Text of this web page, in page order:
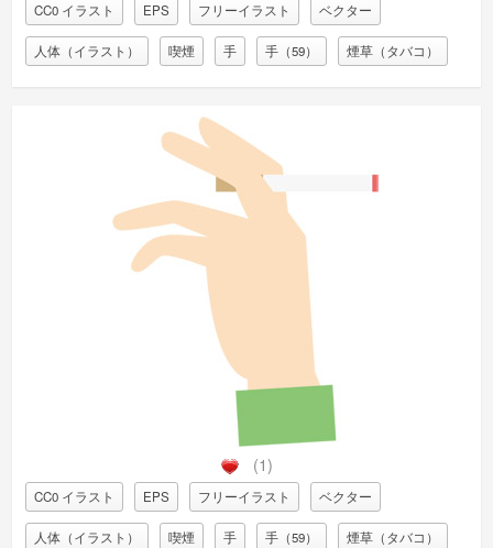
CC0 イラスト EPS フリーイラスト ベクター
人体（イラスト） 喫煙 手 手（59） 煙草（タバコ）
(1)
CC0 イラスト EPS フリーイラスト ベクター
人体（イラスト） 喫煙 手 手（59） 煙草（タバコ）